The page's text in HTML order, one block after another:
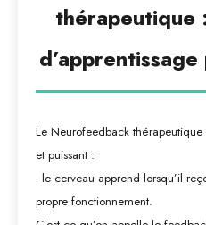
thérapeutique
Le Neurofeedback
et puissant :
- le cerveau apprend lorsqu’il
propre fonctionnement.